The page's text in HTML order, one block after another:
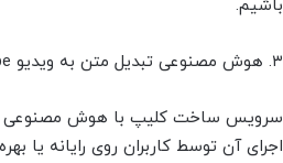
باشیم.
۳. هوش مصنوعی تبدیل متن به ویدیو ModelScope